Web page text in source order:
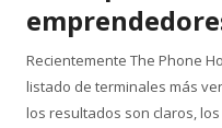
Recientemente The Phone
listado de terminales más
los resultados son claros,